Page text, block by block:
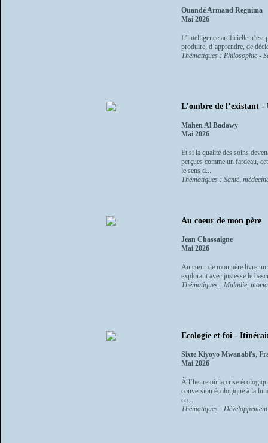
Ouandé Armand Regnima
Mai 2026
L’intelligence artificielle n’est
produire, d’apprendre, de
Thématiques : Philosophie -
L’ombre de l’existant -
Mahen Al Badawy
Mai 2026
Et si la qualité des soins
perçues comme un fardeau,
le sens d...
Thématiques : Santé,
Au coeur de mon père
Jean Chassaigne
Mai 2026
Au cœur de mon père livre un
explorant avec justesse le
Thématiques : Maladie,
Ecologie et foi -
Sixte Kiyoyo Mwanabi's,
Mai 2026
À l’heure où la crise
conversion écologique à la
co...
Thématiques :